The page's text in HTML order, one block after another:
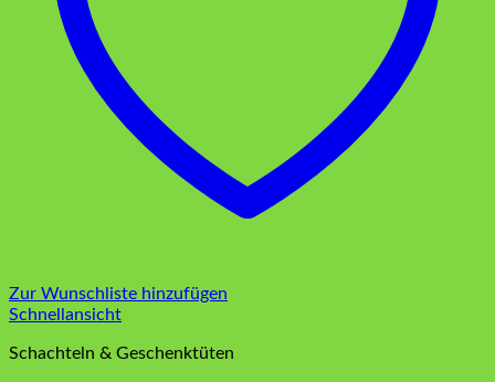
Zur Wunschliste hinzufügen
Schnellansicht
Schachteln & Geschenktüten